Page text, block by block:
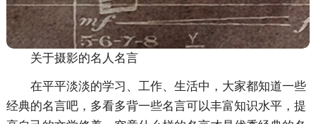
关于摄影的名人名言
在平平淡淡的学习、工作、生活中，大家都知道一些
经典的名言吧，多看多背一些名言可以丰富知识水平，提